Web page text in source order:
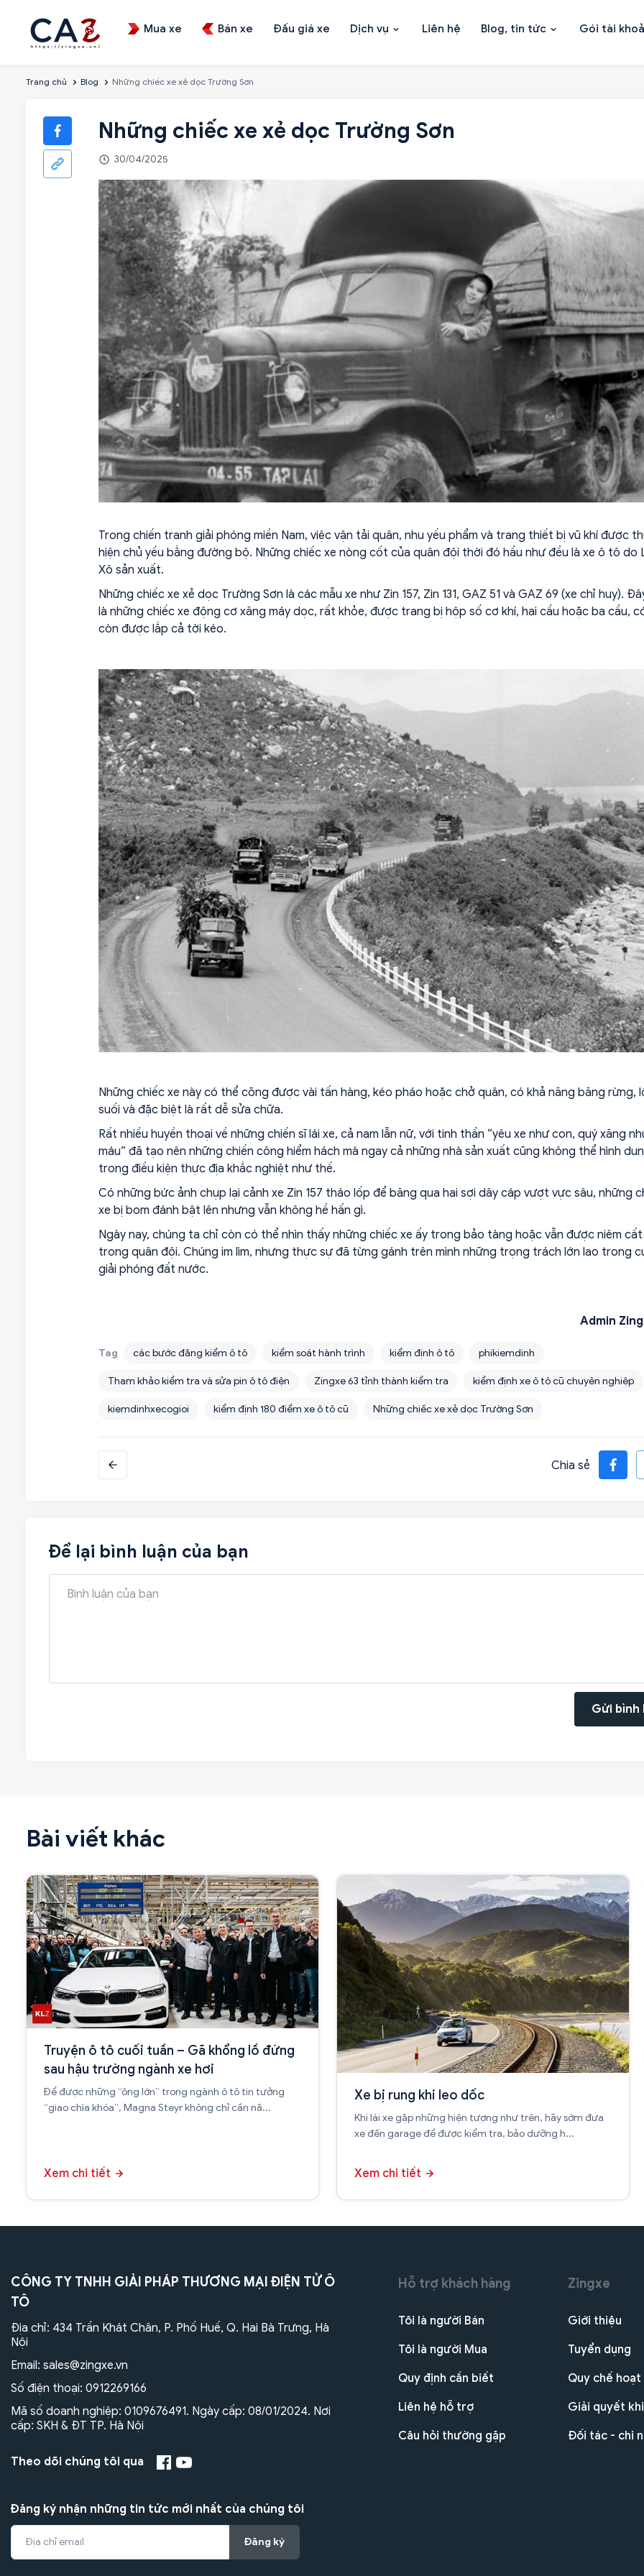
Mua xe Bán xe Đấu giá xe Dịch vụ Liên hệ Blog, tin tức Gói tài
Trang chủ Blog Những chiếc xe xẻ dọc Trường Sơn
Những chiếc xe xẻ dọc Trường Sơn
30/04/2025
Trong chiến tranh giải phóng miền Nam, việc vận tải quân, nhu yếu phẩm và trang thiết bị vũ khí được
hiện chủ yếu bằng đường bộ. Những chiếc xe nòng cốt của quân đội thời đó hầu như đều là xe ô tô do
Xô sản xuất.
Những chiếc xe xẻ dọc Trường Sơn là các mẫu xe như Zin 157, Zin 131, GAZ 51 và GAZ 69 (xe chỉ huy).
là những chiếc xe động cơ xăng máy dọc, rất khỏe, được trang bị hộp số cơ khí, hai cầu hoặc ba cầu,
còn được lắp cả tời kéo.
Những chiếc xe này có thể cõng được vài tấn hàng, kéo pháo hoặc chở quân, có khả năng băng rừng,
suối và đặc biệt là rất dễ sửa chữa.
Rất nhiều huyền thoại về những chiến sĩ lái xe, cả nam lẫn nữ, với tinh thần “yêu xe như con, quý xăng
máu” đã tạo nên những chiến công hiểm hách mà ngay cả những nhà sản xuất cũng không thể hình
trong điều kiện thực địa khắc nghiệt như thế.
Có những bức ảnh chụp lại cảnh xe Zin 157 tháo lốp để băng qua hai sợi dây cáp vượt vực sâu, những
xe bị bom đánh bật lên nhưng vẫn không hề hấn gì.
Ngày nay, chúng ta chỉ còn có thể nhìn thấy những chiếc xe ấy trong bảo tàng hoặc vẫn được niêm cất
trong quân đội. Chúng im lìm, nhưng thực sự đã từng gánh trên mình những trọng trách lớn lao trong
giải phóng đất nước.
Admin
Tag các bước đăng kiểm ô tô kiểm soát hành trình kiểm định ô tô phikiemdinh
Tham khảo kiểm tra và sửa pin ô tô điện Zingxe 63 tỉnh thành kiểm tra kiểm định xe ô tô cũ chuyên nghiệp
kiemdinhxecogioi kiểm định 180 điểm xe ô tô cũ Những chiếc xe xẻ dọc Trường Sơn
Chia sẻ
Để lại bình luận của bạn
Gửi bình
Bài viết khác
Truyện ô tô cuối tuần – Gã khổng lồ đứng
sau hậu trường ngành xe hơi
Để được những “ông lớn” trong ngành ô tô tin tưởng
“giao chìa khóa”, Magna Steyr không chỉ cần nă...
Xem chi tiết
Xe bị rung khi leo dốc
Khi lái xe gặp những hiện tượng như trên, hãy sớm đưa
xe đến garage để được kiểm tra, bảo dưỡng h...
Xem chi tiết
CÔNG TY TNHH GIẢI PHÁP THƯƠNG MẠI ĐIỆN TỬ Ô
TÔ
Địa chỉ: 434 Trần Khát Chân, P. Phố Huế, Q. Hai Bà Trưng, Hà
Nội
Email: sales@zingxe.vn
Số điện thoại: 0912269166
Mã số doanh nghiệp: 0109676491. Ngày cấp: 08/01/2024. Nơi
cấp: SKH & ĐT TP. Hà Nội
Theo dõi chúng tôi qua
Đăng ký nhận những tin tức mới nhất của chúng tôi
Đăng ký
Hỗ trợ khách hàng
Tôi là người Bán
Tôi là người Mua
Quy định cần biết
Liên hệ hỗ trợ
Câu hỏi thường gặp
Zingxe
Giới thiệu
Tuyển dụng
Quy chế
Giải quyết
Đối tác - chi